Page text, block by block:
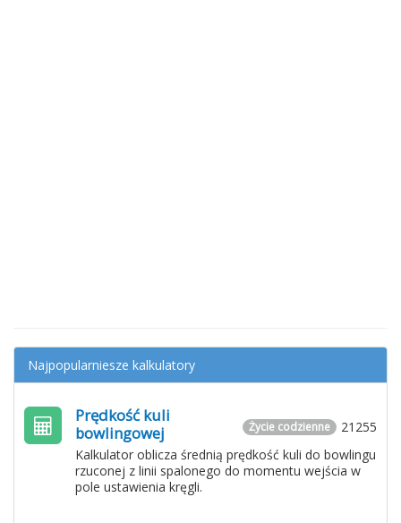
Najpopularniesze kalkulatory
21255
Życie codzienne
Prędkość kuli
bowlingowej
Kalkulator oblicza średnią prędkość kuli do bowlingu
rzuconej z linii spalonego do momentu wejścia w
pole ustawienia kręgli.